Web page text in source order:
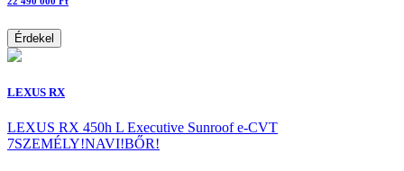
Érdekel
LEXUS RX
LEXUS RX 450h L Executive Sunroof e-CVT
7SZEMÉLY!NAVI!BŐR!